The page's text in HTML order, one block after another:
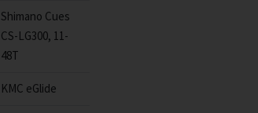
Shimano Cues
CS-LG300, 11-
48T
KMC eGlide